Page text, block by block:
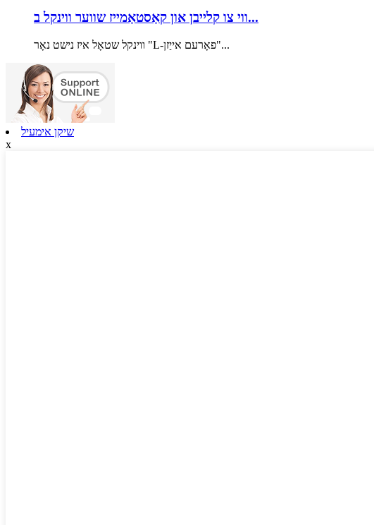
ווי צו קלייבן און קאַסטאַמייז שווער ווינקל ב...
ווינקל שטאָל איז נישט נאָר "L-פאָרעם אייַזן"...
שיקן אימעיל
x